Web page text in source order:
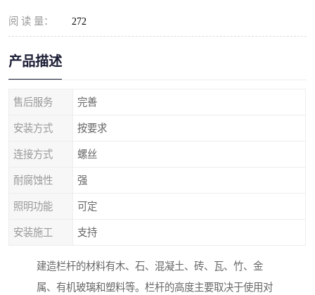
阅 读 量： 272
产品描述
售后服务 完善
安装方式 按要求
连接方式 螺丝
耐腐蚀性 强
照明功能 可定
安装施工 支持
建造栏杆的材料有木、石、混凝土、砖、瓦、竹、金
属、有机玻璃和塑料等。栏杆的高度主要取决于使用对